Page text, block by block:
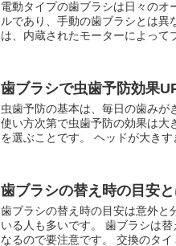
電動タイプの歯ブラシは日々のオ
ルであり、手動の歯ブラシとは
は、内蔵されたモーターによって
歯ブラシで虫歯予防効果
虫歯予防の基本は、毎日の歯みが
使い方次第で虫歯予防の効果は大
を選ぶことです。 ヘッドが大きす
歯ブラシの替え時の目安
歯ブラシの替え時の目安は意外と
いる人も多いです。 歯ブラシは
なるので要注意です。 交換のタイ